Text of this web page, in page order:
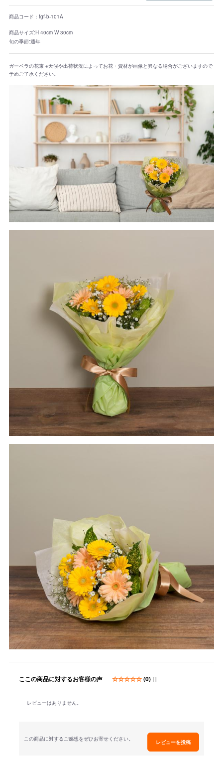
商品コード：fgf-b-101A
商品サイズ:H 40cm W 30cm
旬の季節:通年
ガーベラの花束 ※天候や出荷状況によってお花・資材が画像と異なる場合がございますので
予めご了承ください。
ここの商品に対するお客様の声 ☆☆☆☆☆(0)
レビューはありません。
この商品に対するご感想をぜひお寄せください。
レビューを投稿